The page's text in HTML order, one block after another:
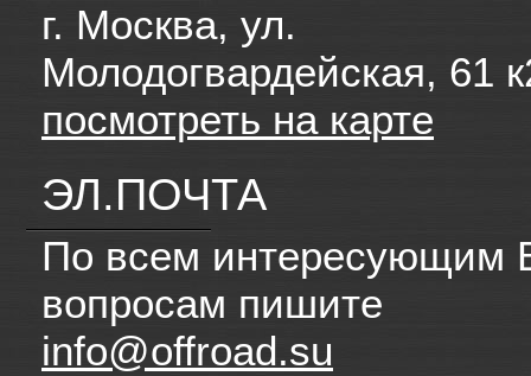
г. Москва, ул.
Молодогвардейская, 61
посмотреть на карте
ЭЛ.ПОЧТА
По всем интересующим
вопросам пишите
info@offroad.su